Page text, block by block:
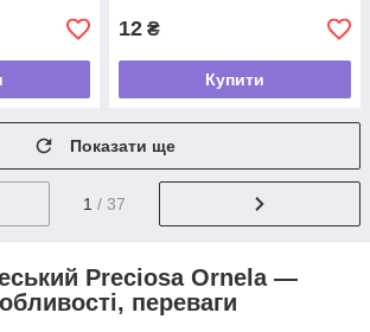
12 ₴
Купити
Показати ще
1 / 37
Preciosa Ornela —
переваги